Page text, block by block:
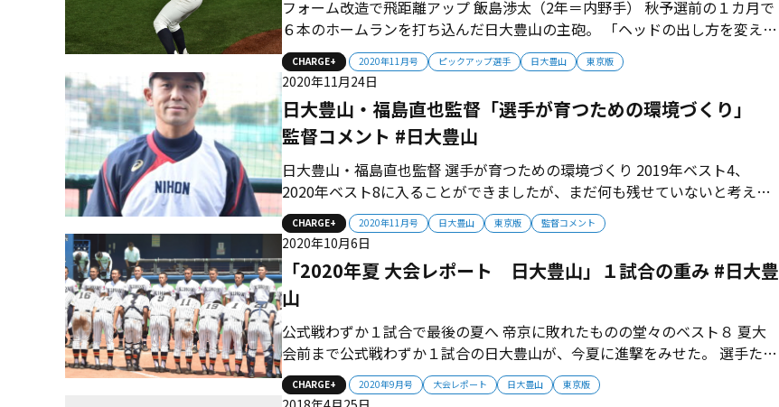
CHARGE+ 2020年11月号 ピックアップ選手 日大豊山 東京版
フォーム改造で飛距離アップ 飯島渉太（2年＝内野手） 秋予選前の１カ月で
６本のホームランを打ち込んだ日大豊山の主砲。 「ヘッドの出し方を変えた
ことで飛距離が出るようになった」。 秋季大会では神宮のスタンドへ打球を
打ち込む。...
CHARGE+ 2020年11月号 日大豊山 東京版 監督コメント
日大豊山・福島直也監督「選手が育つための環境づくり」
監督コメント #日大豊山
2020年11月24日
日大豊山・福島直也監督 選手が育つための環境づくり 2019年ベスト4、
2020年ベスト8に入ることができましたが、まだ何も残せていないと考えて
います。 私たち指導者の役割は、選手が育つための環境をつくること。 心身
ともに成長する場を用意することが、甲子園につながっていくと考えていま
す。 敗戦の言い訳ではなく、勝つため...
CHARGE+ 2020年9月号 大会レポート 日大豊山 東京版
「2020年夏 大会レポート 日大豊山」１試合の重み #日大豊
山
2020年10月6日
公式戦わずか１試合で最後の夏へ 帝京に敗れたものの堂々のベスト８ 夏大
会前まで公式戦わずか１試合の日大豊山が、今夏に進撃をみせた。 選手たち
は試合ができる喜びをグラウンドの上で表現した。 2020年9月号掲載 ■３回
戦では因縁の東海大高輪台に勝利 昨秋は、１次予選１回戦で東海大高輪台と